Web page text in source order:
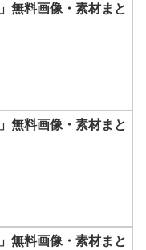
無料画像・素材まと
無料画像・素材まと
無料画像・素材まと